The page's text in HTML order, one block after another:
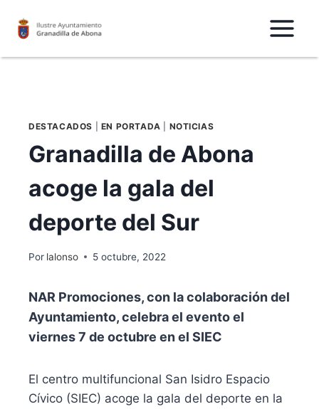
DESTACADOS EN PORTADA NOTICIAS
Granadilla de Abona
acoge la gala del
deporte del Sur
Por lalonso 5 octubre, 2022
NAR Promociones, con la colaboración del
Ayuntamiento, celebra el evento el
viernes 7 de octubre en el SIEC
El centro multifuncional San Isidro Espacio
Cívico (SIEC) acoge la gala del deporte en la